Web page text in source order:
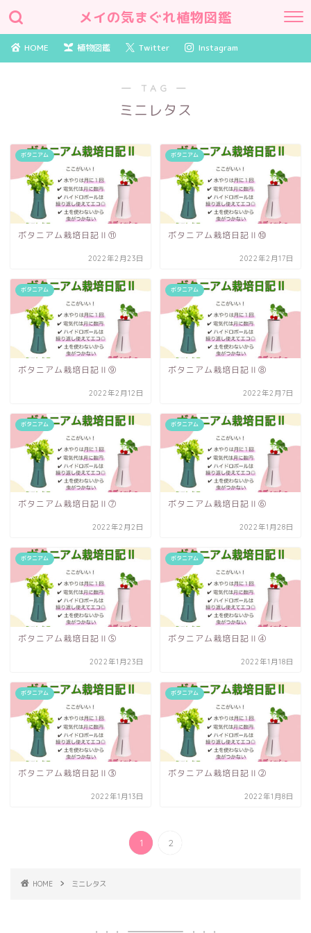
メイの気まぐれ植物図鑑
HOME 植物図鑑 Twitter Instagram
― TAG ―
ミニレタス
ボタニアム
ボタニアム栽培日記Ⅱ⑪
2022年2月23日
ボタニアム
ボタニアム栽培日記Ⅱ⑩
2022年2月17日
ボタニアム
ボタニアム栽培日記Ⅱ⑨
2022年2月12日
ボタニアム
ボタニアム栽培日記Ⅱ⑧
2022年2月7日
ボタニアム
ボタニアム栽培日記Ⅱ⑦
2022年2月2日
ボタニアム
ボタニアム栽培日記Ⅱ⑥
2022年1月28日
ボタニアム
ボタニアム栽培日記Ⅱ⑤
2022年1月23日
ボタニアム
ボタニアム栽培日記Ⅱ④
2022年1月18日
ボタニアム
ボタニアム栽培日記Ⅱ③
2022年1月13日
ボタニアム
ボタニアム栽培日記Ⅱ②
2022年1月8日
1 2
HOME ミニレタス